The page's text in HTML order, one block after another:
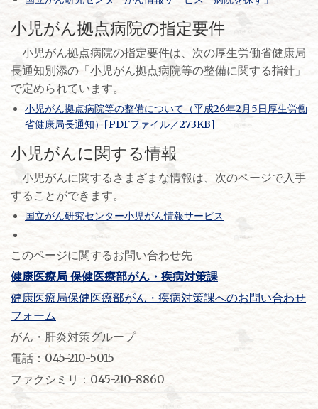
小児がん拠点病院の指定要件
小児がん拠点病院の指定要件は、次の厚生労働省健康局
長通知別添の「小児がん拠点病院等の整備に関する指針」
で定められています。
小児がん拠点病院等の整備について（平成26年2月5日厚生労働
省健康局長通知）[PDFファイル／273KB]
小児がんに関する情報
小児がんに関するさまざまな情報は、次のページで入手
することができます。
国立がん研究センター小児がん情報サービス
このページに関するお問い合わせ先
健康医療局 保健医療部がん・疾病対策課
健康医療局保健医療部がん・疾病対策課へのお問い合わせ
フォーム
がん・肝炎対策グループ
電話：045-210-5015
ファクシミリ：045-210-8860